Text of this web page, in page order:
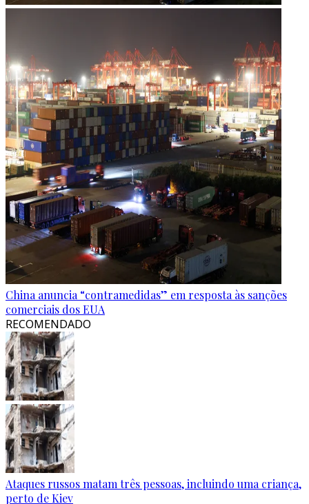
China anuncia “contramedidas” em resposta às sanções
comerciais dos EUA
RECOMENDADO
Ataques russos matam três pessoas, incluindo uma criança,
perto de Kiev